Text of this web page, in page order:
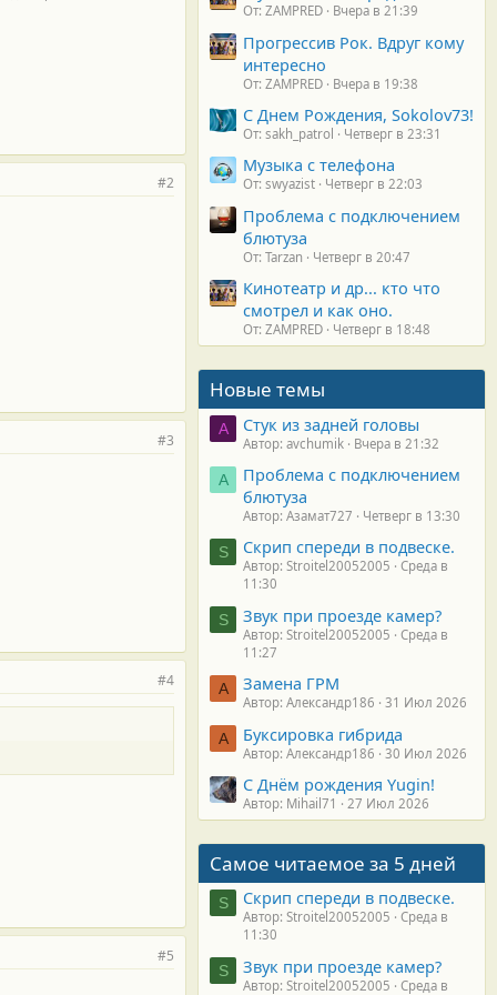
#2
#3
#4
#5
От: ZAMPRED Вчера в 21:39
Прогрессив Рок. Вдруг кому
интересно
От: ZAMPRED Вчера в 19:38
С Днем Рождения, Sokolov73!
От: sakh_patrol Четверг в 23:31
Музыка с телефона
От: swyazist Четверг в 22:03
Проблема с подключением
блютуза
От: Tarzan Четверг в 20:47
Кинотеатр и др... кто что
смотрел и как оно.
От: ZAMPRED Четверг в 18:48
Новые темы
A Стук из задней головы
Автор: avchumik Вчера в 21:32
А
Проблема с подключением
блютуза
Автор: Азамат727 Четверг в 13:30
S Скрип спереди в подвеске.
Автор: Stroitel20052005
Среда в
11:30
S Звук при проезде камер?
Автор: Stroitel20052005
Среда в
11:27
А Замена ГРМ
Автор: Александр186 31 Июл 2026
А Буксировка гибрида
Автор: Александр186 30 Июл 2026
С Днём рождения Yugin!
Автор: Mihail71 27 Июл 2026
Самое читаемое за 5 дней
S Скрип спереди в подвеске.
Автор: Stroitel20052005
Среда в
11:30
S Звук при проезде камер?
Автор: Stroitel20052005
Среда в